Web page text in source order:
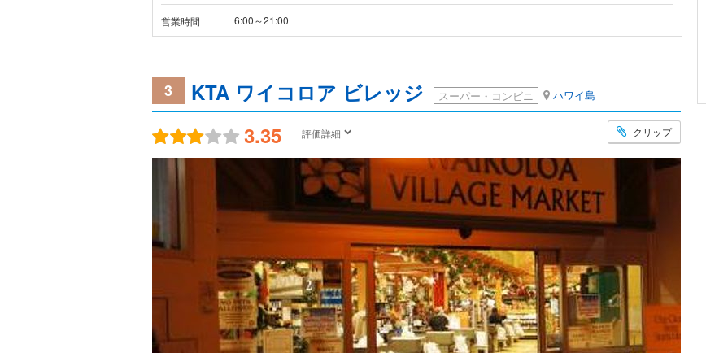
営業時間 6:00～21:00
3 KTA ワイコロア ビレッジ スーパー・コンビニ ハワイ島
3.35 評価詳細 クリップ